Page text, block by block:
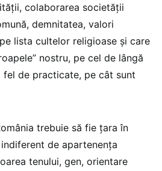
colaborarea societății
demnitatea, valori
lista cultelor religioase și care
nostru, pe cel de lângă
fel de practicate, pe cât sunt
trebuie să fie țara în
de apartenența
tenului, gen, orientare